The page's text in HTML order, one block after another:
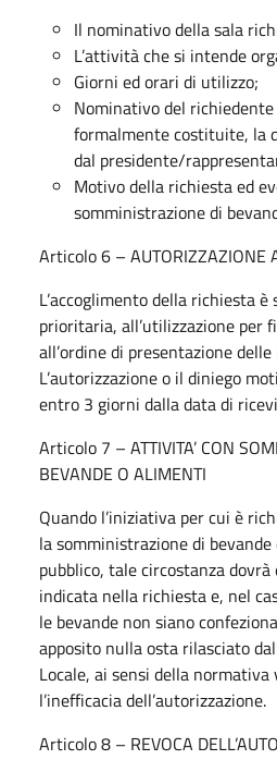
Il nominativo della sala
L’attività che si intende
Giorni ed orari di utilizzo;
Nominativo del
formalmente costituite, la
dal presidente/
Motivo della richiesta ed
somministrazione di
Articolo 6 – AUTORIZZAZIONE
L’accoglimento della richiesta
prioritaria, all’utilizzazione per
all’ordine di presentazione
L’autorizzazione o il diniego
entro 3 giorni dalla data di
Articolo 7 – ATTIVITA’ CON
BEVANDE O ALIMENTI
Quando l’iniziativa per cui è
la somministrazione di
pubblico, tale circostanza
indicata nella richiesta e, nel
le bevande non siano
apposito nulla osta rilasciato
Locale, ai sensi della normativa
l’inefficacia dell’autorizzazione.
Articolo 8 – REVOCA